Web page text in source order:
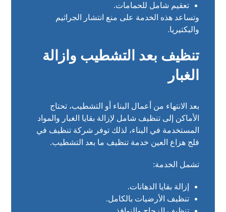
تعقيم شامل للحمامات.
وتساعد هذه الخدمة على منع انتشار الجراثيم
والبكتيريا.
تنظيف بعد التشطيب وازالة
الغبار
بعد الانتهاء من أعمال البناء أو التشطيب، تحتاج
الأماكن إلى تنظيف شامل لإزالة بقايا الغبار والمواد
المستخدمة في البناء، لذلك توفر شركة تنظيف في
فلج هزاع العين خدمة تنظيف ما بعد التشطيب.
تشمل الخدمة:
إزالة بقايا الدهانات.
تنظيف الأرضيات بالكامل.